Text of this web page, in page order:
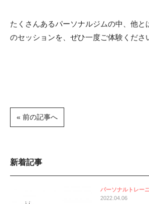
たくさんあるパーソナルジムの中、他と
のセッションを、ぜひ一度ご体験くださ
« 前の記事へ
新着記事
パーソナルトレー
2022.04.06